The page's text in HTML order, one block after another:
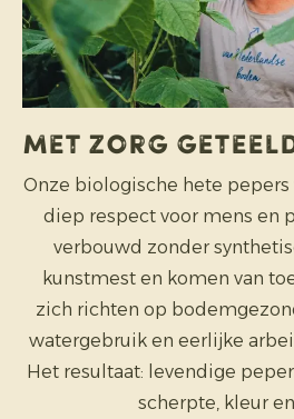
Met zorg
Onze biologische hete
diep respect voor mens en
verbouwd zonder
kunstmest en komen van
zich richten op
watergebruik en eerlijke
Het resultaat: levendige
scherpte, kleur